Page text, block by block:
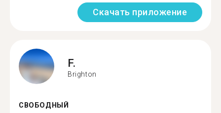
Скачать приложение
F.
Brighton
СВОБОДНЫЙ